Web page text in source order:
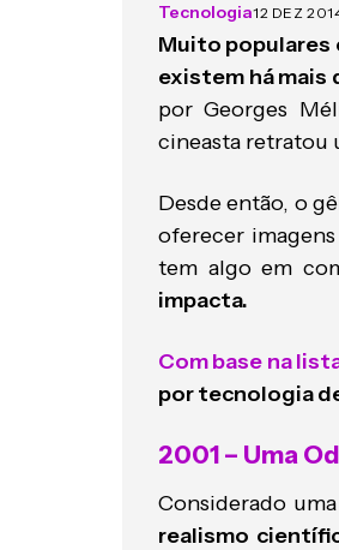
Tecnologia12 DEZ
Muito populares
existem há mais
por Georges
cineasta retratou
Desde então, o
oferecer
tem algo em
impacta.
Com base na
por tecnologia
2001 – Uma
Considerado
realismo